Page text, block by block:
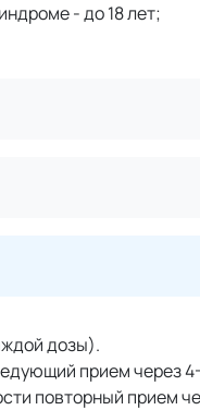
- до 18 лет;
дозы).
прием через
повторный прием